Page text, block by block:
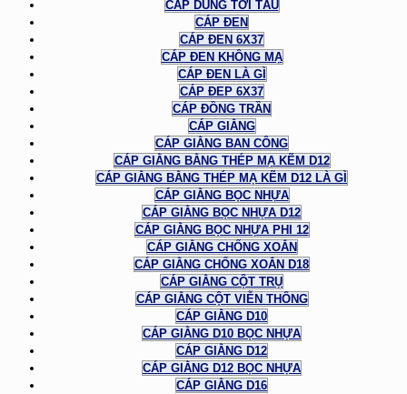
CÁP DÙNG TỜI TÀU
CÁP ĐEN
CÁP ĐEN 6X37
CÁP ĐEN KHÔNG MẠ
CÁP ĐEN LÀ GÌ
CÁP ĐEP 6X37
CÁP ĐỒNG TRẦN
CÁP GIẰNG
CÁP GIẰNG BAN CÔNG
CÁP GIẰNG BẰNG THÉP MẠ KẼM D12
CÁP GIẰNG BẰNG THÉP MẠ KẼM D12 LÀ GÌ
CÁP GIẰNG BỌC NHỰA
CÁP GIẰNG BỌC NHỰA D12
CÁP GIẰNG BỌC NHỰA PHI 12
CÁP GIẰNG CHỐNG XOẮN
CÁP GIẰNG CHỐNG XOẮN D18
CÁP GIẰNG CỘT TRỤ
CÁP GIẰNG CỘT VIỄN THÔNG
CÁP GIẰNG D10
CÁP GIẰNG D10 BỌC NHỰA
CÁP GIẰNG D12
CÁP GIẰNG D12 BỌC NHỰA
CÁP GIẰNG D16